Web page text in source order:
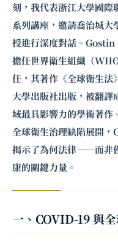
刻，我代表浙江大學國際
系列講座，邀請喬治城
授進行深度對話。Gostin
擔任世界衛生組織（
任，其著作《全球衛生
大學出版社出版，被翻譯
域最具影響力的學術著
全球衛生治理缺陷展開，
揭示了為何法律——而非
康的關鍵力量。
一、COVID-19 與